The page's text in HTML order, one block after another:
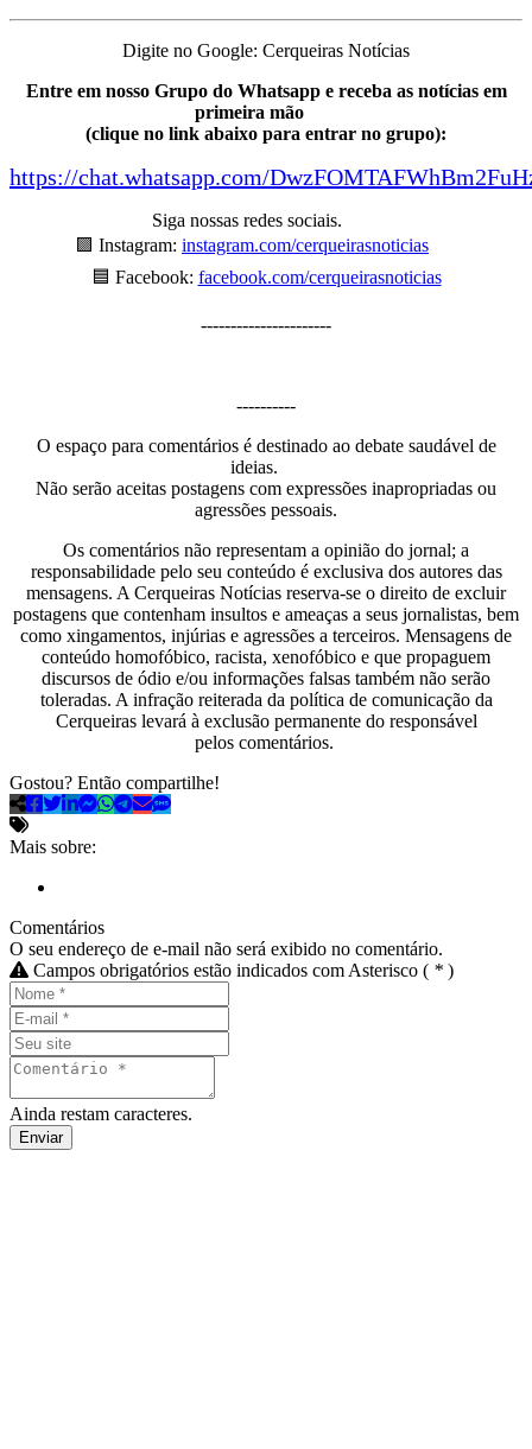
Digite no Google: Cerqueiras Notícias
Entre em nosso Grupo do Whatsapp e receba as notícias em
primeira mão
(clique no link abaixo para entrar no grupo):
https://chat.whatsapp.com/
Siga nossas redes sociais.
🟪 Instagram: instagram.com/cerqueirasnoticias
🟦 Facebook: facebook.com/cerqueirasnoticias
----------------------
----------
O espaço para comentários é destinado ao debate saudável de
ideias.
Não serão aceitas postagens com expressões inapropriadas ou
agressões pessoais.
Os comentários não representam a opinião do jornal; a
responsabilidade pelo seu conteúdo é exclusiva dos autores das
mensagens. A Cerqueiras Notícias reserva-se o direito de excluir
postagens que contenham insultos e ameaças a seus jornalistas, bem
como xingamentos, injúrias e agressões a terceiros. Mensagens de
conteúdo homofóbico, racista, xenofóbico e que propaguem
discursos de ódio e/ou informações falsas também não serão
toleradas. A infração reiterada da política de comunicação da
Cerqueiras levará à exclusão permanente do responsável
pelos comentários.
Gostou? Então compartilhe!
Mais sobre:
Comentários
O seu endereço de e-mail não será exibido no comentário.
Campos obrigatórios estão indicados com Asterisco ( * )
Ainda restam caracteres.
Enviar